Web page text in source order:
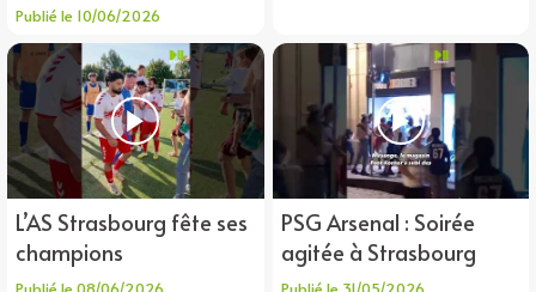
Publié le 10/06/2026
L’AS Strasbourg fête ses
champions
PSG Arsenal : Soirée
agitée à Strasbourg